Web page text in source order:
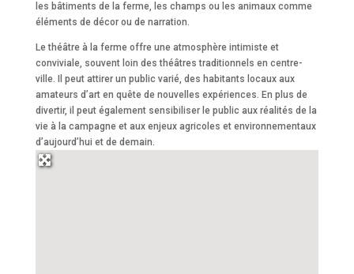
les bâtiments de la ferme, les champs ou les animaux comme
éléments de décor ou de narration.
Le théâtre à la ferme offre une atmosphère intimiste et
conviviale, souvent loin des théâtres traditionnels en centre-
ville. Il peut attirer un public varié, des habitants locaux aux
amateurs d’art en quête de nouvelles expériences. En plus de
divertir, il peut également sensibiliser le public aux réalités de la
vie à la campagne et aux enjeux agricoles et environnementaux
d’aujourd’hui et de demain.